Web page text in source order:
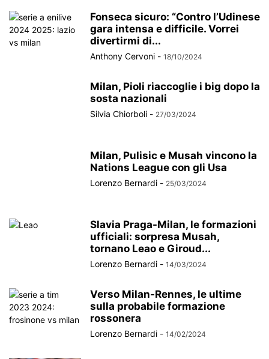
Fonseca sicuro: “Contro l’Udinese
gara intensa e difficile. Vorrei
divertirmi di...
Anthony Cervoni - 18/10/2024
Milan, Pioli riaccoglie i big dopo la
sosta nazionali
Silvia Chiorboli - 27/03/2024
Milan, Pulisic e Musah vincono la
Nations League con gli Usa
Lorenzo Bernardi - 25/03/2024
Slavia Praga-Milan, le formazioni
ufficiali: sorpresa Musah,
tornano Leao e Giroud...
Lorenzo Bernardi - 14/03/2024
Verso Milan-Rennes, le ultime
sulla probabile formazione
rossonera
Lorenzo Bernardi - 14/02/2024